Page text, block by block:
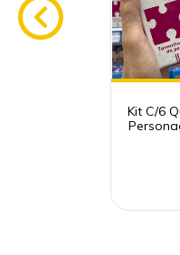
Kit C/6